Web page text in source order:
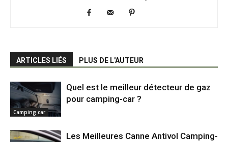
ARTICLES LIÉS PLUS DE L'AUTEUR
Camping car
Quel est le meilleur détecteur de gaz
pour camping-car ?
Les Meilleures Canne Antivol Camping-